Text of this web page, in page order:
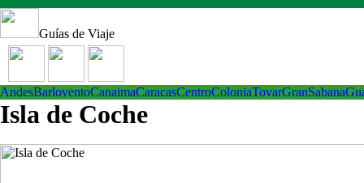
Guías de Viaje
AndesBarloventoCanaimaCaracasCentroColoniaTovarGranSabana
Isla de Coche